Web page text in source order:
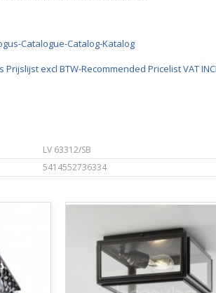
Catalogue-Catalog-Katalog
excl BTW-Recommended Pricelist VAT
LV 63312/SB
5414552736334